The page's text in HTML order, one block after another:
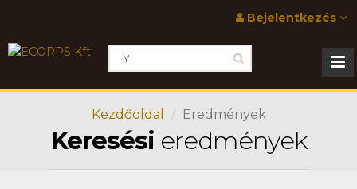
Bejelentkezés
Kezdőoldal Eredmények
Keresési eredmények